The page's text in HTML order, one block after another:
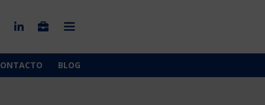
BLOG